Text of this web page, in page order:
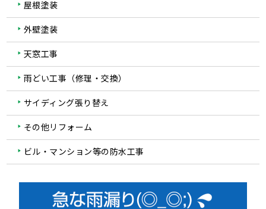
屋根塗装
外壁塗装
天窓工事
雨どい工事（修理・交換）
サイディング張り替え
その他リフォーム
ビル・マンション等の防水工事